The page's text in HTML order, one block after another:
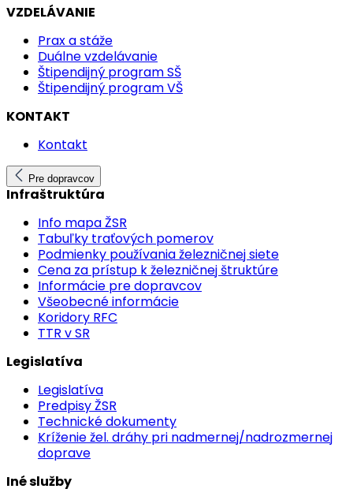
VZDELÁVANIE
Prax a stáže
Duálne vzdelávanie
Štipendijný program SŠ
Štipendijný program VŠ
KONTAKT
Kontakt
Pre dopravcov
Infraštruktúra
Info mapa ŽSR
Tabuľky traťových pomerov
Podmienky používania železničnej siete
Cena za prístup k železničnej štruktúre
Informácie pre dopravcov
Všeobecné informácie
Koridory RFC
TTR v SR
Legislatíva
Legislatíva
Predpisy ŽSR
Technické dokumenty
Kríženie žel. dráhy pri nadmernej/nadrozmernej
doprave
Iné služby